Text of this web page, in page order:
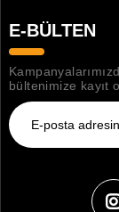
E-BÜLTEN
bültenimize kayıt